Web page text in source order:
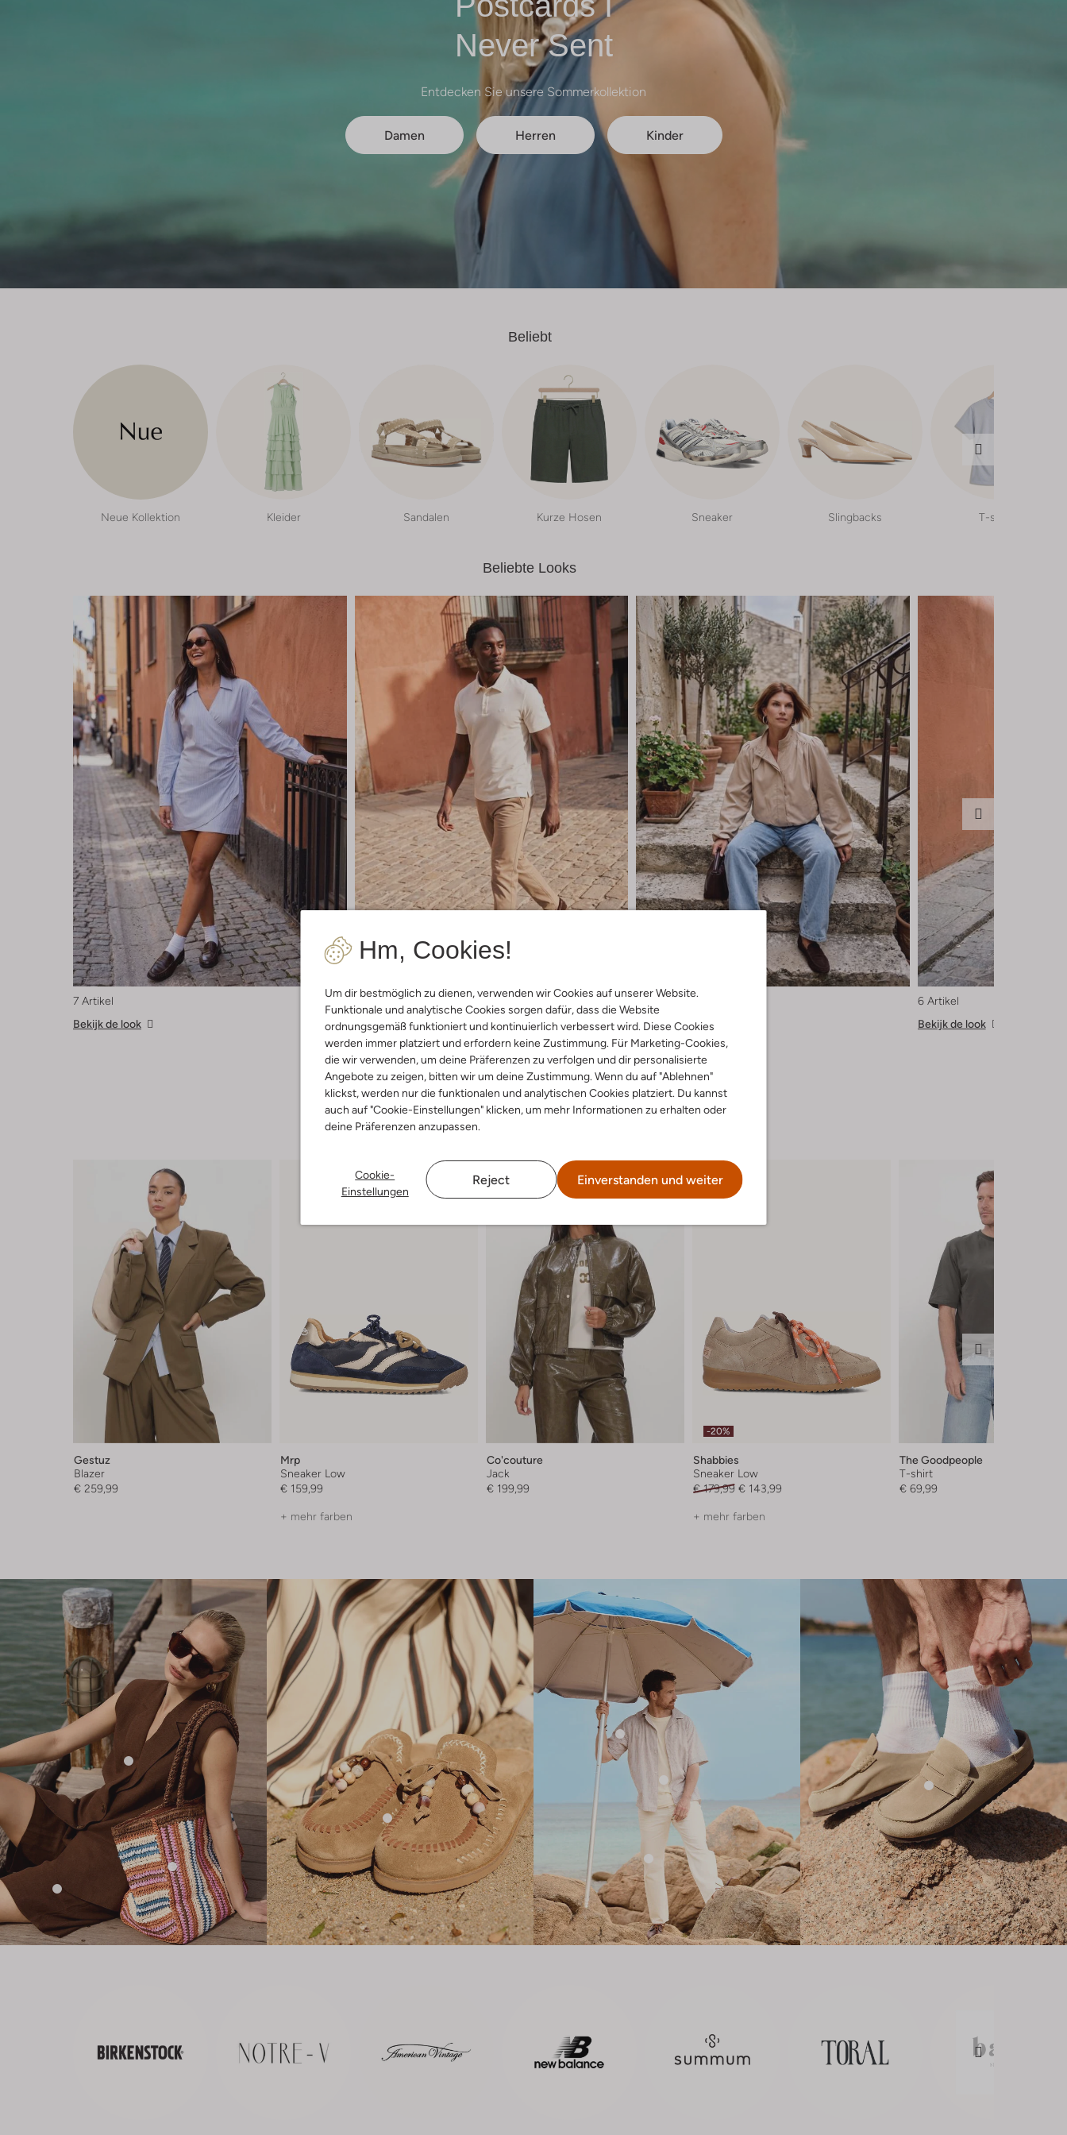
Hm, Cookies!
Um dir bestmöglich zu dienen, verwenden wir Cookies auf unserer Website.
Funktionale und analytische Cookies sorgen dafür, dass die Website
ordnungsgemäß funktioniert und kontinuierlich verbessert wird. Diese Cookies
werden immer platziert und erfordern keine Zustimmung. Für Marketing-Cookies,
die wir verwenden, um deine Präferenzen zu verfolgen und dir personalisierte
Angebote zu zeigen, bitten wir um deine Zustimmung. Wenn du auf "Ablehnen"
klickst, werden nur die funktionalen und analytischen Cookies platziert. Du kannst
auch auf "Cookie-Einstellungen" klicken, um mehr Informationen zu erhalten oder
deine Präferenzen anzupassen.
Cookie-
Einstellungen
Reject Einverstanden und weiter
Never Sent
Entdecken Sie unsere Sommerkollektion
Damen Herren Kinder
Beliebt
Neue Kollektion Kleider Sandalen Kurze Hosen Sneaker Slingbacks T-shirts
Beliebte Looks
7 Artikel
Bekijk de look
3 Artikel
Bekijk de look
8 Artikel
Bekijk de look
6 Artikel
Bekijk de look
Stilvolle Auswahl, mit Sorgfalt zusammengestellt
Gestuz
Blazer
€ 259,99
Mrp
Sneaker Low
€ 159,99
+ mehr farben
Co'couture
Jack
€ 199,99
-20%
Shabbies
Sneaker Low
€ 179,99 € 143,99
+ mehr farben
The Goodpeople
T-shirt
€ 69,99